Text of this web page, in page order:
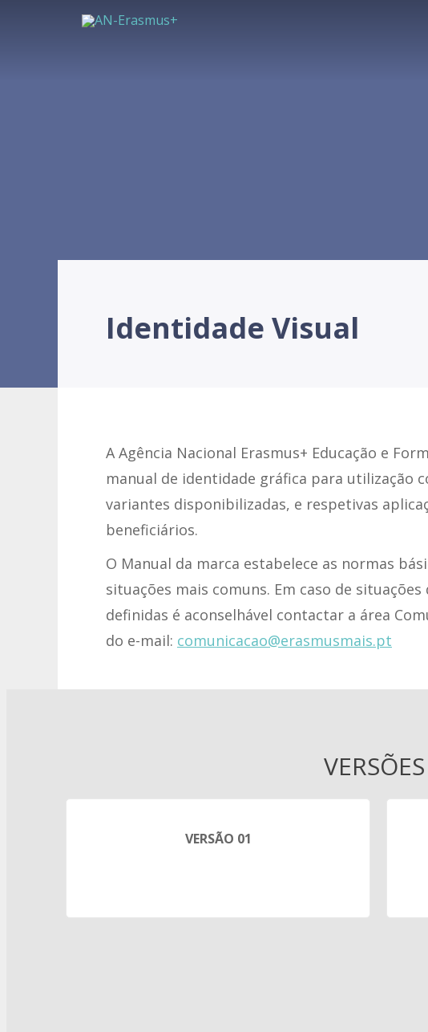
Identidade Visual
A Agência Nacional Erasmus+ Educação e
manual de identidade gráfica para utilização
variantes disponibilizadas, e respetivas
beneficiários.
O Manual da marca estabelece as normas
situações mais comuns. Em caso de
definidas é aconselhável contactar a área
do e-mail: comunicacao@erasmusmais.pt
VERSÃO 01